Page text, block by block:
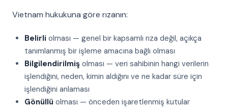
Vietnam hukukuna göre rızanın:
Belirli olması — genel bir kapsamlı rıza değil, açıkça
tanımlanmış bir işleme amacına bağlı olması
Bilgilendirilmiş olması — veri sahibinin hangi verilerin
işlendiğini, neden, kimin aldığını ve ne kadar süre için
işlendiğini anlaması
Gönüllü olması — önceden işaretlenmiş kutular